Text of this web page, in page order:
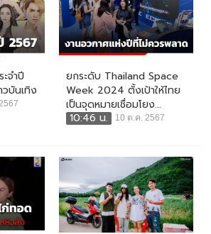
จำปี
บันเทิง
ยกระดับ Thailand Space
Week 2024 ตั้งเป้าให้ไทย
เป็นจุดหมายเชื่อมโยง...
10:46 น.
10 ต.ค. 2567